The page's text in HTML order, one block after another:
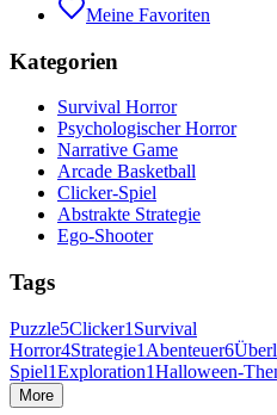
Meine Favoriten
Kategorien
Survival Horror
Psychologischer Horror
Narrative Game
Arcade Basketball
Clicker-Spiel
Abstrakte Strategie
Ego-Shooter
Tags
Puzzle5Clicker1 Survival
Horror4Strategie1 Abenteuer6
Spiel1Exploration1Halloween-
More